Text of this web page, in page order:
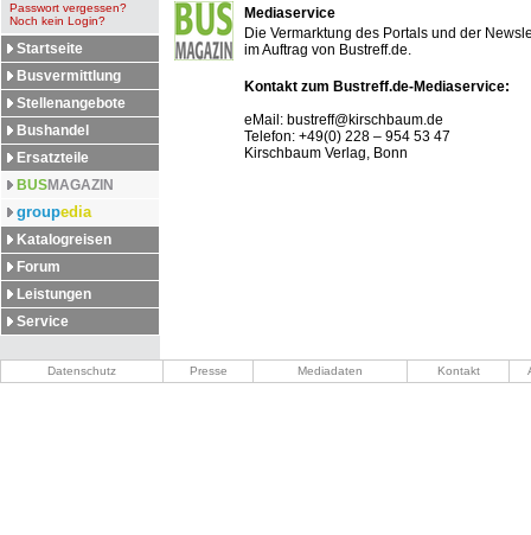
Passwort vergessen?
Noch kein Login?
Startseite
Busvermittlung
Stellenangebote
Bushandel
Ersatzteile
BUSMAGAZIN
groupedia
Katalogreisen
Forum
Leistungen
Service
Mediaservice
Die Vermarktung des Portals und der
im Auftrag von Bustreff.de.
Kontakt zum Bustreff.de-Mediaservice:
eMail: bustreff@kirschbaum.de
Telefon: +49(0) 228 – 954 53 47
Kirschbaum Verlag, Bonn
Datenschutz Presse Mediadaten Kontakt